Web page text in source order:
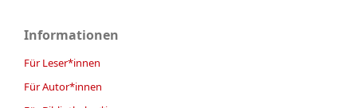
Informationen
Für Leser*innen
Für Autor*innen